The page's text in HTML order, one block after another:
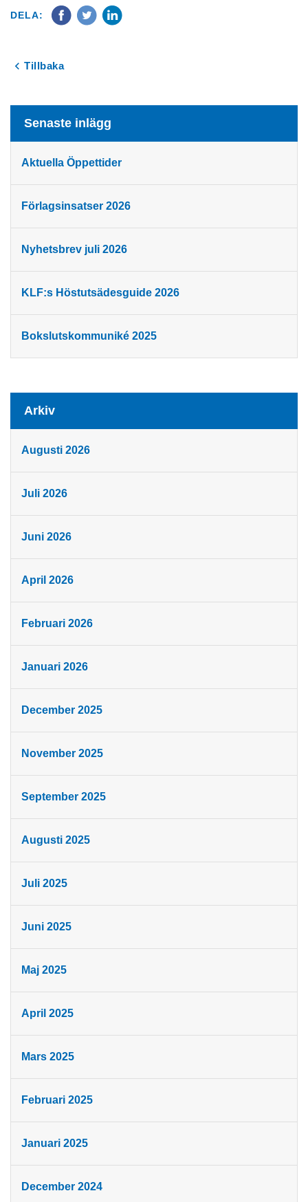
DELA:
Tillbaka
Senaste inlägg
Aktuella Öppettider
Förlagsinsatser 2026
Nyhetsbrev juli 2026
KLF:s Höstutsädesguide 2026
Bokslutskommuniké 2025
Arkiv
Augusti 2026
Juli 2026
Juni 2026
April 2026
Februari 2026
Januari 2026
December 2025
November 2025
September 2025
Augusti 2025
Juli 2025
Juni 2025
Maj 2025
April 2025
Mars 2025
Februari 2025
Januari 2025
December 2024